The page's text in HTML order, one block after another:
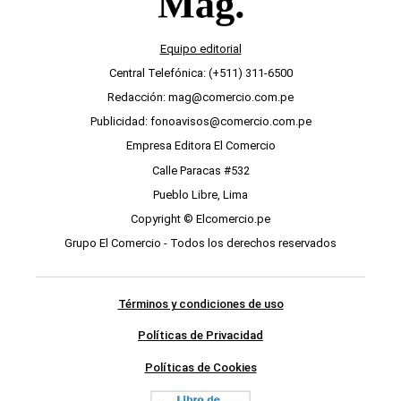
Equipo editorial
Central Telefónica: (+511) 311-6500
Redacción: mag@comercio.com.pe
Publicidad: fonoavisos@comercio.com.pe
Empresa Editora El Comercio
Calle Paracas #532
Pueblo Libre, Lima
Copyright © Elcomercio.pe
Grupo El Comercio - Todos los derechos reservados
Términos y condiciones de uso
Políticas de Privacidad
Políticas de Cookies